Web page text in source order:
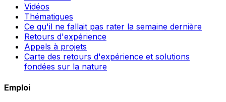
Vidéos
Thématiques
Ce qu'il ne fallait pas rater la semaine dernière
Retours d'expérience
Appels à projets
Carte des retours d'expérience et solutions
fondées sur la nature
Emploi